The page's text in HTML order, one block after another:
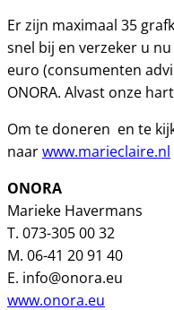
Er zijn maximaal 35
snel bij en verzeker u
euro (consumenten
ONORA. Alvast onze
Om te doneren en te
naarwww.marieclaire.nl
ONORA
Marieke Havermans
T. 073-305 00 32
M. 06-41 20 91 40
E. info@onora.eu
www.onora.eu